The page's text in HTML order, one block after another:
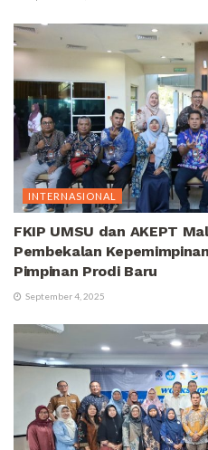
INTERNASIONAL
FKIP UMSU dan AKEPT
Pembekalan
Pimpinan Prodi Baru
September 4, 2025